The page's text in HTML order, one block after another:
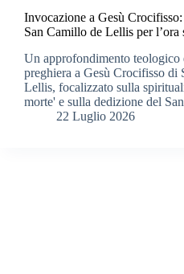
Invocazione a Gesù
San Camillo de Lellis per l’ora
Un approfondimento teologico
preghiera a Gesù Crocifisso di
Lellis, focalizzato sulla
morte' e sulla dedizione del
22 Luglio 2026